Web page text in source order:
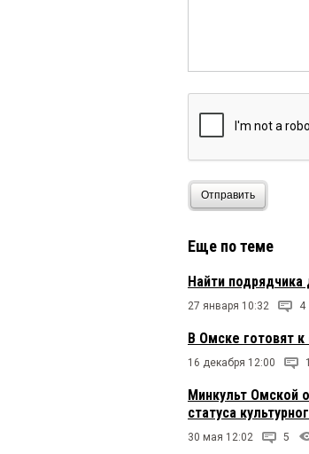
Отправить
Еще по теме
Найти подрядчика
27 января 10:32 4
В Омске готовят к
16 декабря 12:00
Минкульт Омской
статуса
30 мая 12:02 5